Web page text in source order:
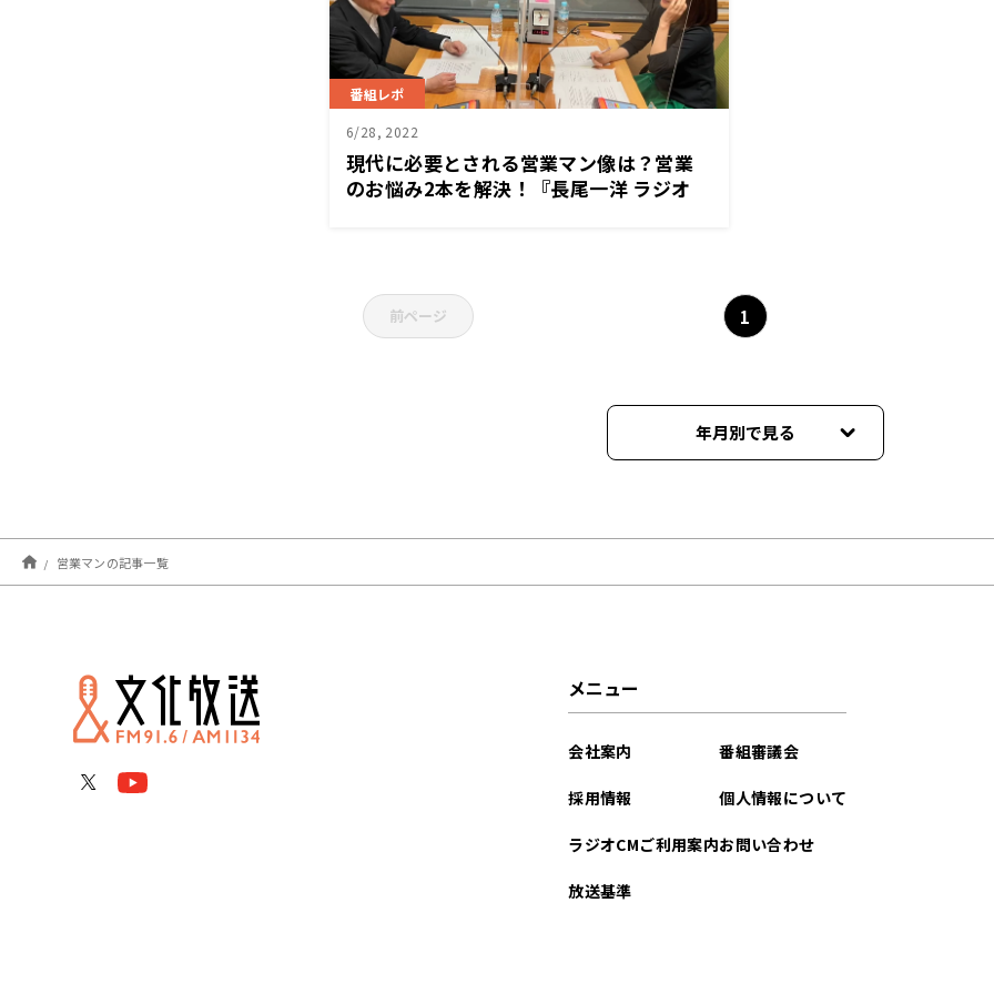
番組レポ
6/28, 2022
現代に必要とされる営業マン像は？営業
のお悩み2本を解決！『長尾一洋 ラジオ
前ページ 1
年月別で見る
営業マンの記事一覧
メニュー
会社案内
採用情報
ラジオCMご利用案内
放送基準
番組審議会
個人情報について
お問い合わせ